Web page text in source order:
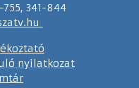
341-844
hu
nyilatkozat